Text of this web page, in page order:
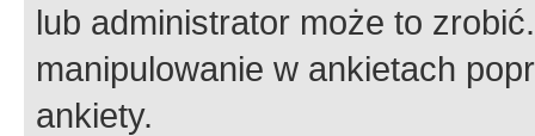
lub administrator może to
manipulowanie w ankietach
ankiety.